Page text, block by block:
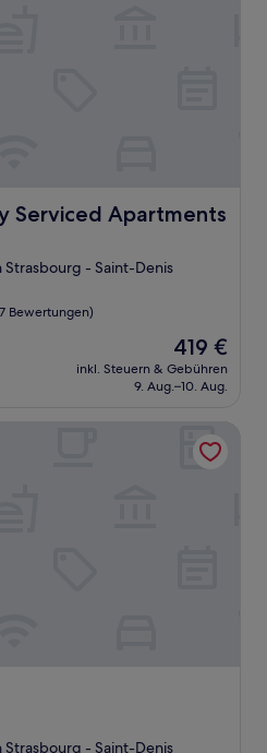
Serviced Apartments
Apartments - North Marais
- Saint-Denis
Bewertungen)
Der
Preis
beträgt
419 €
inkl. Steuern & Gebühren
9. Aug.–10. Aug.
- Saint-Denis